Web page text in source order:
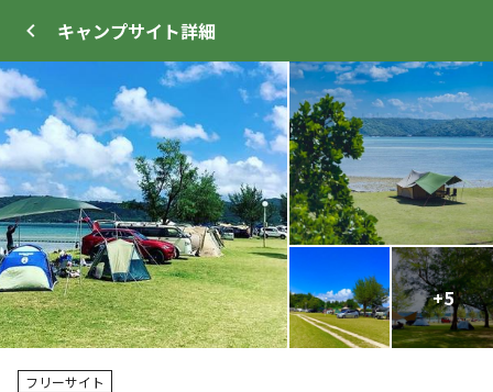
キャンプサイト詳細
+5
フリーサイト
+17
サイト・宿泊施設